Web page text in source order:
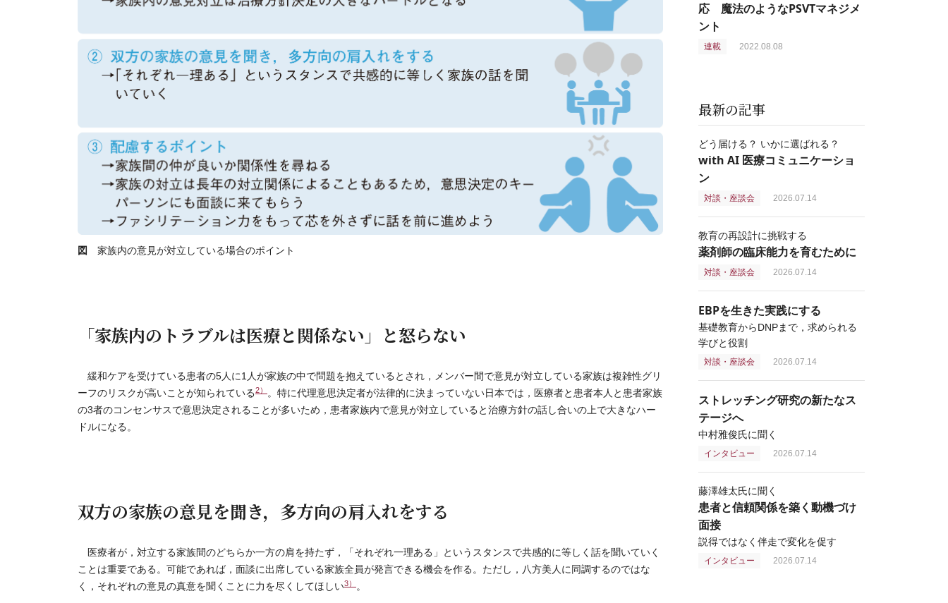
図 家族内の意見が対立している場合のポイント
「家族内のトラブルは医療と関係ない」と怒らない
緩和ケアを受けている患者の5人に1人が家族の中で問題を抱えているとされ，メンバー間で意見が対立している家族は複雑性グリ
ーフのリスクが高いことが知られている2） 。特に代理意思決定者が法律的に決まっていない日本では，医療者と患者本人と患者家族
の3者のコンセンサスで意思決定されることが多いため，患者家族内で意見が対立していると治療方針の話し合いの上で大きなハー
ドルになる。
双方の家族の意見を聞き，多方向の肩入れをする
医療者が，対立する家族間のどちらか一方の肩を持たず，「それぞれ一理ある」というスタンスで共感的に等しく話を聞いていく
ことは重要である。可能であれば，面談に出席している家族全員が発言できる機会を作る。ただし，八方美人に同調するのではな
く，それぞれの意見の真意を聞くことに力を尽くしてほしい3） 。
応 魔法のようなPSVTマネジメ
ント
連載 2022.08.08
最新の記事
どう届ける？ いかに選ばれる？
with AI 医療コミュニケーショ
ン
対談・座談会 2026.07.14
教育の再設計に挑戦する
薬剤師の臨床能力を育むために
対談・座談会 2026.07.14
EBPを生きた実践にする
基礎教育からDNPまで，求められる
学びと役割
対談・座談会 2026.07.14
ストレッチング研究の新たなス
テージへ
中村雅俊氏に聞く
インタビュー 2026.07.14
藤澤雄太氏に聞く
患者と信頼関係を築く動機づけ
面接
説得ではなく伴走で変化を促す
インタビュー 2026.07.14